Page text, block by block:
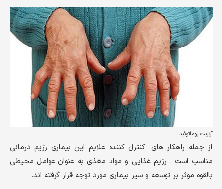
آرتریت روماتوئید
از جمله راهکار های کنترل کننده علایم این بیماری رژیم درمانی
مناسب است . رژیم غذایی و مواد مغذی به عنوان عوامل محیطی
بالقوه موثر بر توسعه و سیر بیماری مورد توجه قرار گرفته اند.